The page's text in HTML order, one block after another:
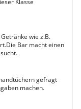
Klasse
wie z.B.
Bar macht einen
gefragt
machen.